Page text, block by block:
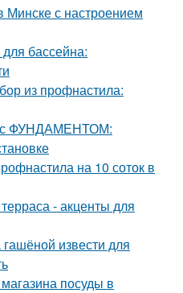
с настроением
бассейна:
из профнастила:
с ФУНДАМЕНТОМ:
на 10 соток в
- акценты для
извести для
посуды в